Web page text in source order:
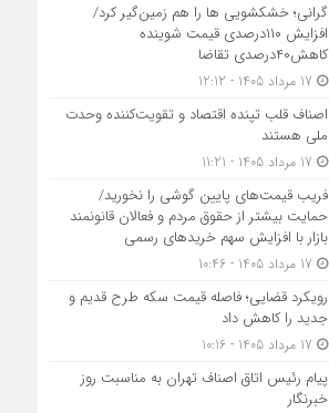
گرانی؛ خشکشویی‌ ها را هم زمین‌گیر کرد/
افزایش ۱۱۰درصدی قیمت شوینده
کاهش۴۰درصدی تقاضا
اصناف قلب تپنده اقتصاد و تقویت‌کننده وحدت
ملی هستند
فریب قیمت‌های پایین گوشی را نخورید/
حمایت بیشتر از حقوق مردم و فعالان قانونمند
بازار با افزایش سهم خریدهای رسمی
رویکرد قضایی؛ فاصله قیمت سکه طرح قدیم و
جدید را کاهش داد
پیام رئیس اتاق اصناف تهران به مناسبت روز
خبرنگار